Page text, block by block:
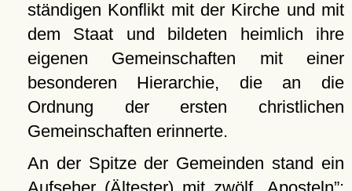
ständigen Konflikt mit der Kirche und mit
dem Staat und bildeten heimlich ihre
eigenen Gemeinschaften mit einer
besonderen Hierarchie, die an die
Ordnung der ersten christlichen
Gemeinschaften erinnerte.
An der Spitze der Gemeinden stand ein